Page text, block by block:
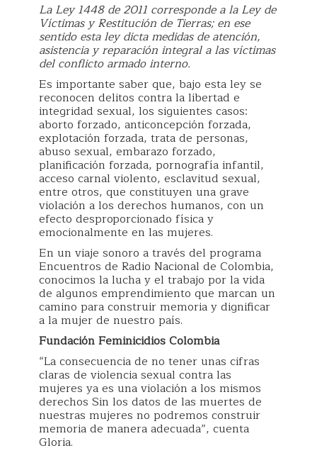
La Ley 1448 de 2011 corresponde a la Ley de
Víctimas y Restitución de Tierras; en ese
sentido esta ley dicta medidas de atención,
asistencia y reparación integral a las víctimas
del conflicto armado interno.
Es importante saber que, bajo esta ley se
reconocen delitos contra la libertad e
integridad sexual, los siguientes casos:
aborto forzado, anticoncepción forzada,
explotación forzada, trata de personas,
abuso sexual, embarazo forzado,
planificación forzada, pornografía infantil,
acceso carnal violento, esclavitud sexual,
entre otros, que constituyen una grave
violación a los derechos humanos, con un
efecto desproporcionado física y
emocionalmente en las mujeres.
En un viaje sonoro a través del programa
Encuentros de Radio Nacional de Colombia,
conocimos la lucha y el trabajo por la vida
de algunos emprendimiento que marcan un
camino para construir memoria y dignificar
a la mujer de nuestro país.
Fundación Feminicidios Colombia
“La consecuencia de no tener unas cifras
claras de violencia sexual contra las
mujeres ya es una violación a los mismos
derechos Sin los datos de las muertes de
nuestras mujeres no podremos construir
memoria de manera adecuada”, cuenta
Gloria.